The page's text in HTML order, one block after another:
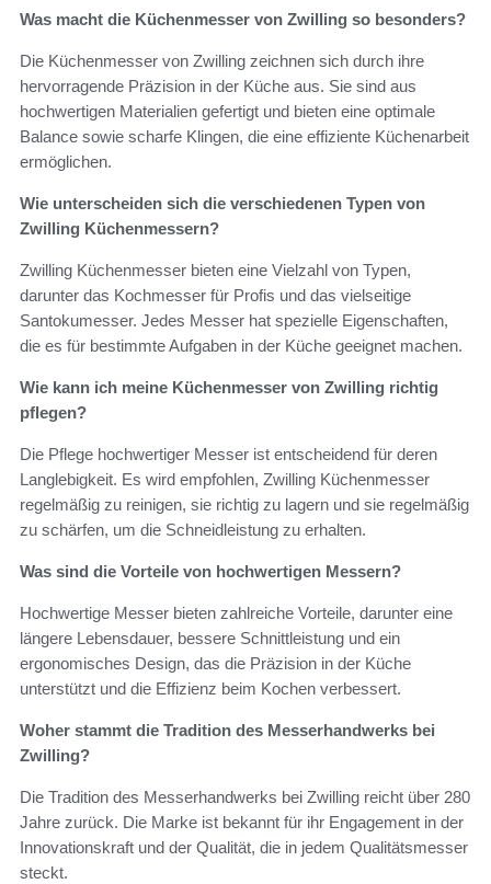
Was macht die Küchenmesser von Zwilling so besonders?
Die Küchenmesser von Zwilling zeichnen sich durch ihre
hervorragende Präzision in der Küche aus. Sie sind aus
hochwertigen Materialien gefertigt und bieten eine optimale
Balance sowie scharfe Klingen, die eine effiziente Küchenarbeit
ermöglichen.
Wie unterscheiden sich die verschiedenen Typen von
Zwilling Küchenmessern?
Zwilling Küchenmesser bieten eine Vielzahl von Typen,
darunter das Kochmesser für Profis und das vielseitige
Santokumesser. Jedes Messer hat spezielle Eigenschaften,
die es für bestimmte Aufgaben in der Küche geeignet machen.
Wie kann ich meine Küchenmesser von Zwilling richtig
pflegen?
Die Pflege hochwertiger Messer ist entscheidend für deren
Langlebigkeit. Es wird empfohlen, Zwilling Küchenmesser
regelmäßig zu reinigen, sie richtig zu lagern und sie regelmäßig
zu schärfen, um die Schneidleistung zu erhalten.
Was sind die Vorteile von hochwertigen Messern?
Hochwertige Messer bieten zahlreiche Vorteile, darunter eine
längere Lebensdauer, bessere Schnittleistung und ein
ergonomisches Design, das die Präzision in der Küche
unterstützt und die Effizienz beim Kochen verbessert.
Woher stammt die Tradition des Messerhandwerks bei
Zwilling?
Die Tradition des Messerhandwerks bei Zwilling reicht über 280
Jahre zurück. Die Marke ist bekannt für ihr Engagement in der
Innovationskraft und der Qualität, die in jedem Qualitätsmesser
steckt.